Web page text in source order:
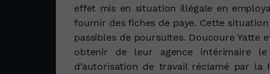
effet mis en situation illégale en
fournir des fiches de paye. Cette
passibles de poursuites. Doucoure Yatte
obtenir de leur agence intérimaire
d’autorisation de travail réclamé par la